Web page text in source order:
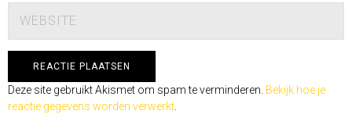
Deze site gebruikt Akismet om spam te verminderen. Bekijk hoe je
reactie gegevens worden verwerkt.